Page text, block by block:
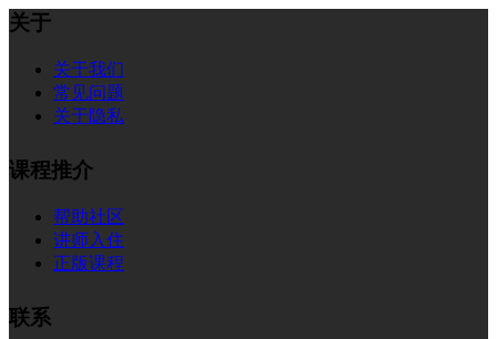
关于
关于我们
常见问题
关于隐私
课程推介
帮助社区
讲师入住
正版课程
联系